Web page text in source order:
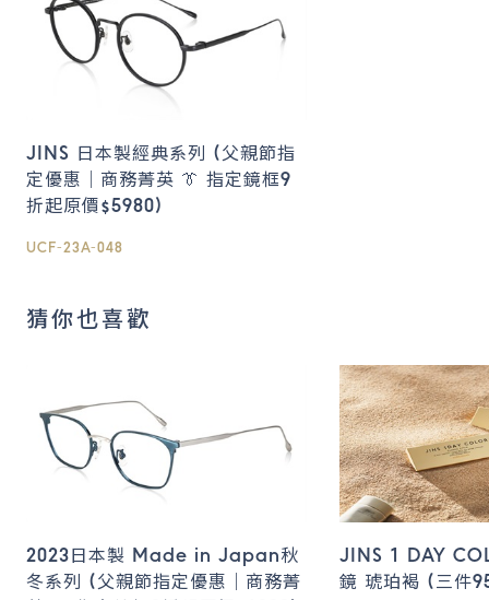
JINS 日本製經典系列 (父親節指
定優惠｜商務菁英 👔 指定鏡框9
折起原價$5980)
UCF-23A-048
猜你也喜歡
2023日本製 Made in Japan秋
冬系列 (父親節指定優惠｜商務菁
JINS 1 DAY
鏡 琥珀褐 (三件